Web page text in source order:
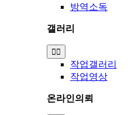
방역소독
갤러리
Toggle
Navigation
작업갤러리
작업영상
온라인의뢰